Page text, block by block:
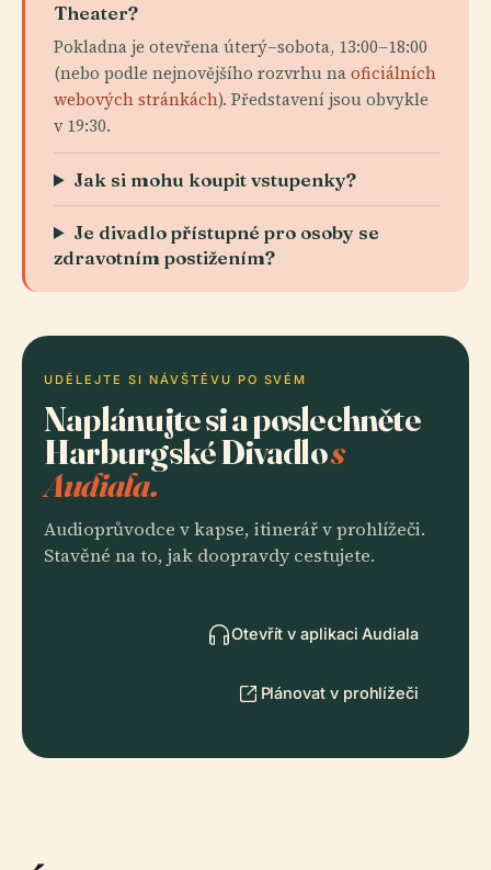
Theater?
Pokladna je otevřena úterý–sobota, 13:00–18:00
(nebo podle nejnovějšího rozvrhu naoficiálních
webových stránkách). Představení jsou obvykle
v 19:30.
Jak si mohu koupit vstupenky?
Je divadlo přístupné pro osoby se
zdravotním postižením?
UDĚLEJTE SI NÁVŠTĚVU PO SVÉM
Naplánujte si a poslechněte
Harburgské Divadlos
Audiala.
Audioprůvodce v kapse, itinerář v prohlížeči.
Stavěné na to, jak doopravdy cestujete.
Otevřít v aplikaci Audiala
Plánovat v prohlížeči